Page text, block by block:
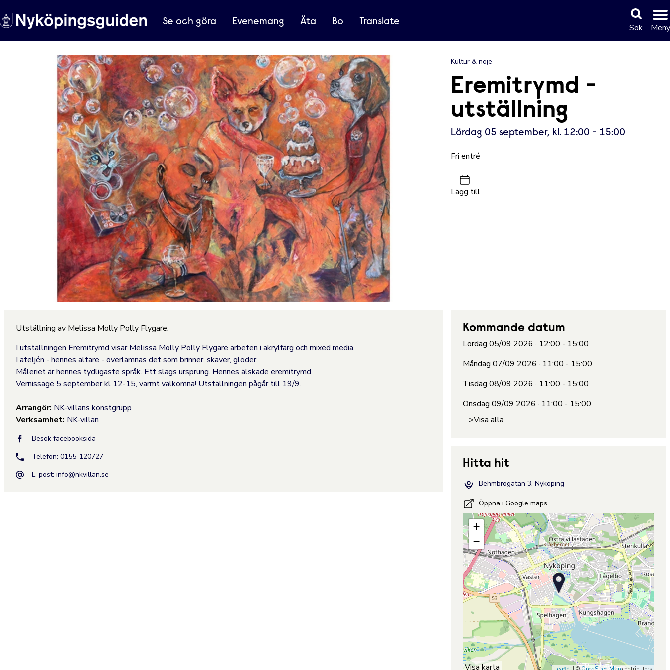
Se och göra Evenemang Äta Bo Translate
Sök Meny
Kultur & nöje
Eremitrymd -
utställning
Lördag 05 september, kl. 12:00 - 15:00
Fri entré
Lägg till
Utställning av Melissa Molly Polly Flygare.
I utställningen Eremitrymd visar Melissa Molly Polly Flygare arbeten i akrylfärg och mixed media.
I ateljén - hennes altare - överlämnas det som brinner, skaver, glöder.
Måleriet är hennes tydligaste språk. Ett slags ursprung. Hennes älskade eremitrymd.
Vernissage 5 september kl 12-15, varmt välkomna! Utställningen pågår till 19/9.
Arrangör: NK-villans konstgrupp
Verksamhet: NK-villan
Besök facebooksida
Telefon: 0155-120727
E-post: info@nkvillan.se
Kommande datum
Lördag 05/09 2026 · 12:00 - 15:00
Måndag 07/09 2026 · 11:00 - 15:00
Tisdag 08/09 2026 · 11:00 - 15:00
Onsdag 09/09 2026 · 11:00 - 15:00
>Visa alla
Hitta hit
Behmbrogatan 3, Nyköping
Öppna i Google maps
+
−
Visa karta